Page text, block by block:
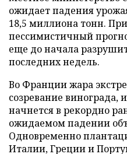
ожидает падения
18,5 миллиона тонн.
пессимистичный
еще до начала
последних недель.
Во Франции жара
созревание винограда,
начнется в рекордно
ожидаемом падении
Одновременно
Италии, Греции и